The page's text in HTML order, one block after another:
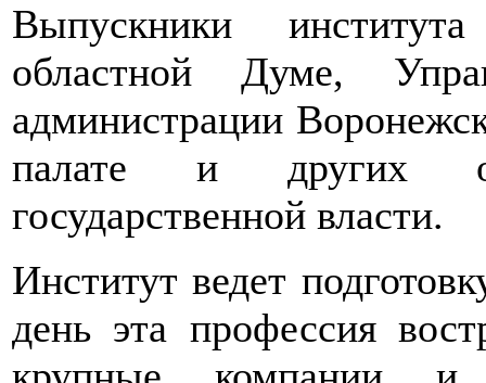
Выпускники
областной Думе,
администрации
палате и других
государственной власти.
Институт ведет
день эта профессия